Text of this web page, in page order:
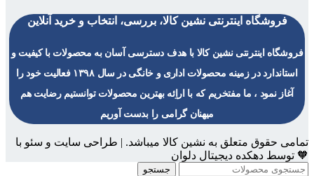
فروشگاه اینترنتی نشین کالا، بررسی، انتخاب و خرید آنلاین
فروشگاه اینترنتی نشین کالا با هدف دسترسی آسان به محصولات با کیفیت و
استاندارد در زمینه محصولات اداری و خانگی در سال ۱۳۹۸ فعالیت خود را
آغاز نمود ، ما مفتخریم که با اراِئه بهترین محصولات توانستیم رضایت هم
میهنان گرامی را بدست آوریم
تمامی حقوق متعلق به نشین کالا میباشد. | طراحی سایت و سئو با
🧡 توسط دهکده دیجیتال دلوان
جستجو